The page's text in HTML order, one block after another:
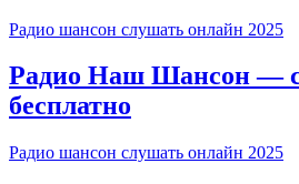
Радио шансон слушать онлайн 2025
Радио Наш Шансон —
бесплатно
Радио шансон слушать онлайн 2025